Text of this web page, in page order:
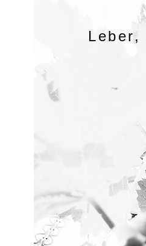
Leber,